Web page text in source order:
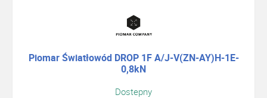
Piomar Światłowód DROP 1F A/J-V(ZN-AY)H-1E-
0,8kN
Dostepny